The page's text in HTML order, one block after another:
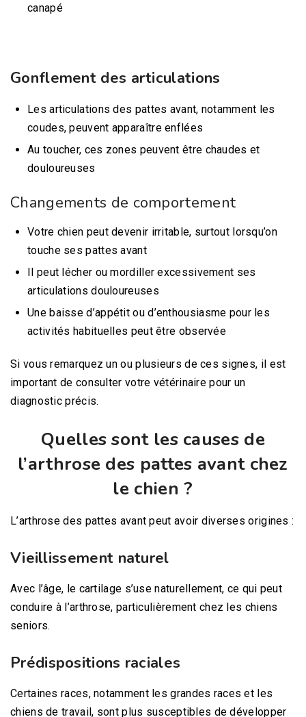
canapé
Gonflement des articulations
Les articulations des pattes avant, notamment les
coudes, peuvent apparaître enflées
Au toucher, ces zones peuvent être chaudes et
douloureuses
Changements de comportement
Votre chien peut devenir irritable, surtout lorsqu’on
touche ses pattes avant
Il peut lécher ou mordiller excessivement ses
articulations douloureuses
Une baisse d’appétit ou d’enthousiasme pour les
activités habituelles peut être observée
Si vous remarquez un ou plusieurs de ces signes, il est
important de consulter votre vétérinaire pour un
diagnostic précis.
Quelles sont les causes de
l’arthrose des pattes avant chez
le chien ?
L’arthrose des pattes avant peut avoir diverses origines :
Vieillissement naturel
Avec l’âge, le cartilage s’use naturellement, ce qui peut
conduire à l’arthrose, particulièrement chez les chiens
seniors.
Prédispositions raciales
Certaines races, notamment les grandes races et les
chiens de travail, sont plus susceptibles de développer